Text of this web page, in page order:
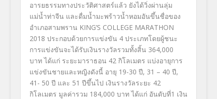
อารยธรรมทางประวัติศาสตร์แล้ว ยังได้วิ่งผ่านลุ่ม
แม่น้ำท่าจีน และดื่มน้ำมะพร้าวน้ำหอมอันขึ้นชื่อของ
อำเภอสามพราน KING’S COLLEGE MARATHON
2018 ประกอบด้วยการแข่งขัน 4 ประเภทโดยผู้ชนะ
การแข่งขันจะได้รับเงินรางวัลรวมทั้งสิ้น 364,000
บาท ได้แก่ ระยะมาราธอน 42 กิโลเมตร แบ่งอายุการ
แข่งขันชายและหญิงดังนี้ อายุ 19-30 ปี, 31 – 40 ปี,
41- 50 ปี และ 51 ปีขึ้นไป เงินรางวัลระยะ 42
กิโลเมตร มูลค่ารวม 184,000 บาท ได้แก่ อันดับที่1 เงิน